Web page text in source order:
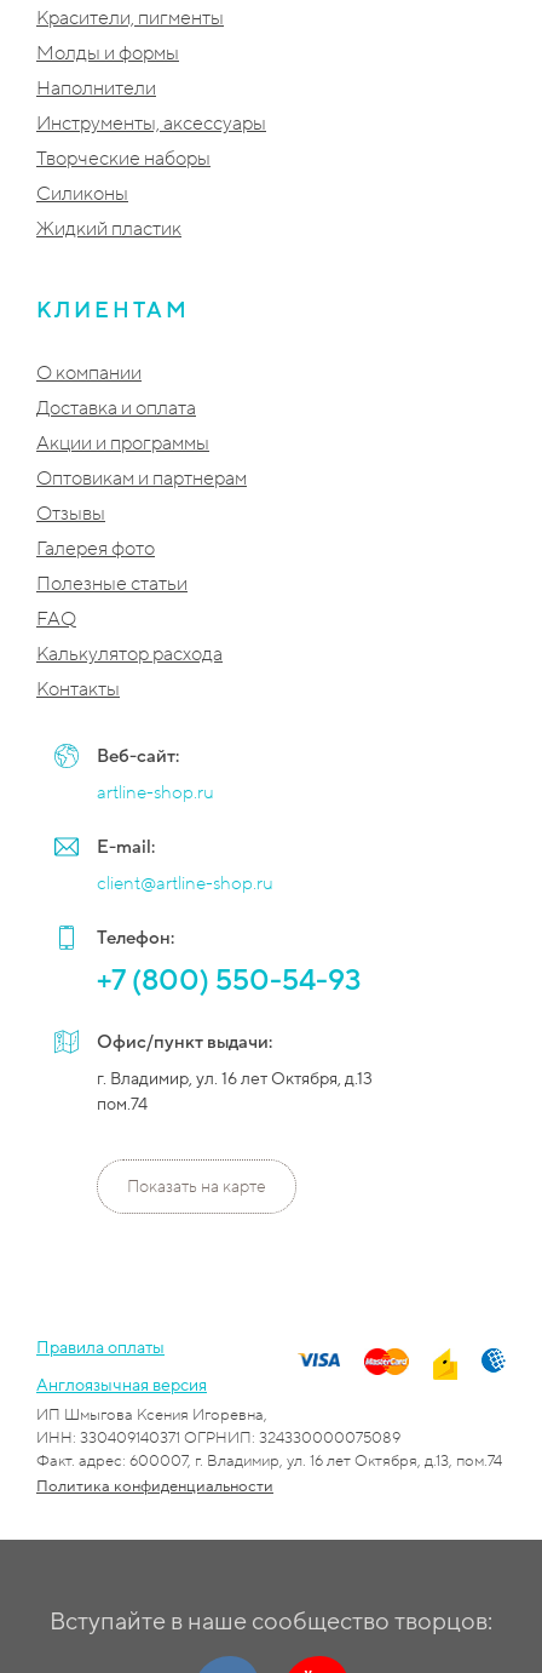
Красители, пигменты
Молды и формы
Наполнители
Инструменты, аксессуары
Творческие наборы
Силиконы
Жидкий пластик
КЛИЕНТАМ
О компании
Доставка и оплата
Акции и программы
Оптовикам и партнерам
Отзывы
Галерея фото
Полезные статьи
FAQ
Калькулятор расхода
Контакты
Веб-сайт:
artline-shop.ru
E-mail:
client@artline-shop.ru
Телефон:
+7 (800) 550-54-93
Офис/пункт выдачи:
г. Владимир, ул. 16 лет Октября, д.13
пом.74
Показать на карте
Правила оплаты
Англоязычная версия
ИП Шмыгова Ксения Игоревна,
ИНН: 330409140371 ОГРНИП: 324330000075089
Факт. адрес: 600007, г. Владимир, ул. 16 лет Октября, д.13, пом.74
Политика конфиденциальности
Вступайте в наше сообщество творцов: